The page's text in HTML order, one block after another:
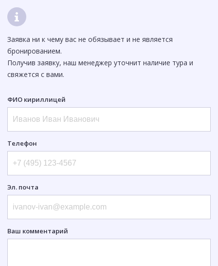
Заявка ни к чему вас не обязывает и не является
бронированием.
Получив заявку, наш менеджер уточнит наличие тура и
свяжется с вами.
ФИО кириллицей
Телефон
Эл. почта
Ваш комментарий